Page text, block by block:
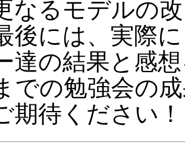
なるモデルの
後には、実際
達の結果と感
での勉強会の
期待ください！